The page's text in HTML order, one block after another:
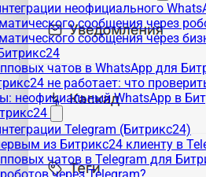
неофициального
сообщения через
сообщения через
чатов в WhatsApp для
не работает: что
неофициальный WhatsApp в
Telegram (Битрикс24)
из Битрикс24 клиенту в
чатов в Telegram для